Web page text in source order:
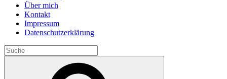
Über mich
Kontakt
Impressum
Datenschutzerklärung
Search
for: